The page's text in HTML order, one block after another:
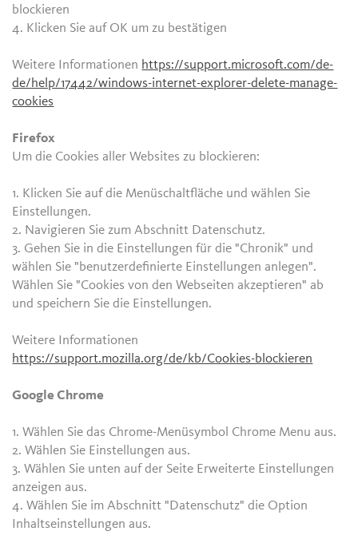
blockieren
4. Klicken Sie auf OK um zu bestätigen
Weitere Informationen https://support.microsoft.com/de-
de/help/17442/windows-internet-explorer-delete-manage-
cookies
Firefox
Um die Cookies aller Websites zu blockieren:
1. Klicken Sie auf die Menüschaltfläche und wählen Sie
Einstellungen.
2. Navigieren Sie zum Abschnitt Datenschutz.
3. Gehen Sie in die Einstellungen für die "Chronik" und
wählen Sie "benutzerdefinierte Einstellungen anlegen".
Wählen Sie "Cookies von den Webseiten akzeptieren" ab
und speichern Sie die Einstellungen.
Weitere Informationen
https://support.mozilla.org/de/kb/Cookies-blockieren
Google Chrome
1. Wählen Sie das Chrome-Menüsymbol Chrome Menu aus.
2. Wählen Sie Einstellungen aus.
3. Wählen Sie unten auf der Seite Erweiterte Einstellungen
anzeigen aus.
4. Wählen Sie im Abschnitt "Datenschutz" die Option
Inhaltseinstellungen aus.